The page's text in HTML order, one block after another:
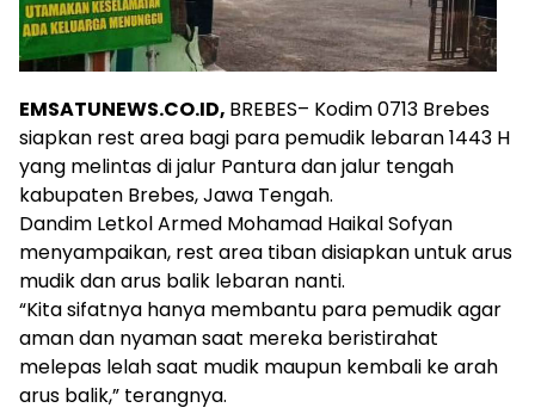
EMSATUNEWS.CO.ID, BREBES– Kodim 0713 Brebes
siapkan rest area bagi para pemudik lebaran 1443 H
yang melintas di jalur Pantura dan jalur tengah
kabupaten Brebes, Jawa Tengah.
Dandim Letkol Armed Mohamad Haikal Sofyan
menyampaikan, rest area tiban disiapkan untuk arus
mudik dan arus balik lebaran nanti.
“Kita sifatnya hanya membantu para pemudik agar
aman dan nyaman saat mereka beristirahat
melepas lelah saat mudik maupun kembali ke arah
arus balik,” terangnya.